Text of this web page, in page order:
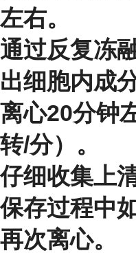
左右。
通过反复冻
出细胞内成分
离心20分钟
转/分）。
仔细收集上清
保存过程中
再次离心。